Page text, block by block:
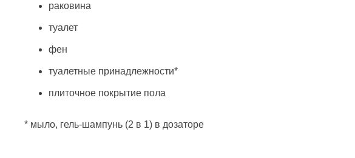
раковина
туалет
фен
туалетные принадлежности*
плиточное покрытие пола
* мыло, гель-шампунь (2 в 1) в дозаторе